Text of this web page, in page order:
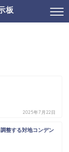
板
2025年7月22日
整する対地コンデン